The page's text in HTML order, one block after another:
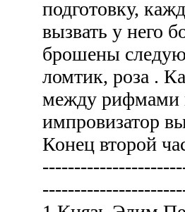
подготовку,
вызвать у него
брошены
ломтик, роза .
между рифмами
импровизатор
Конец второй